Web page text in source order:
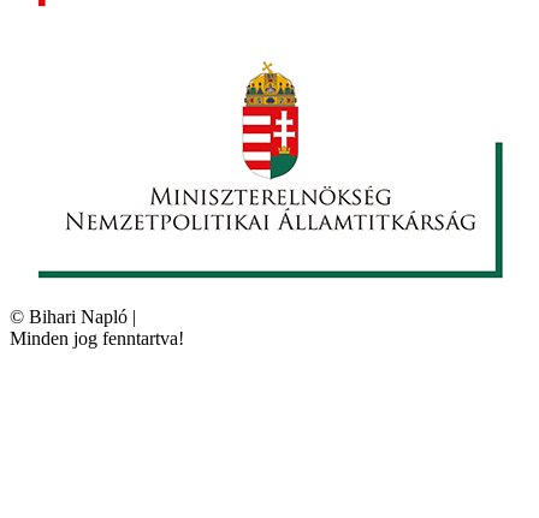
© Bihari Napló |
Minden jog fenntartva!